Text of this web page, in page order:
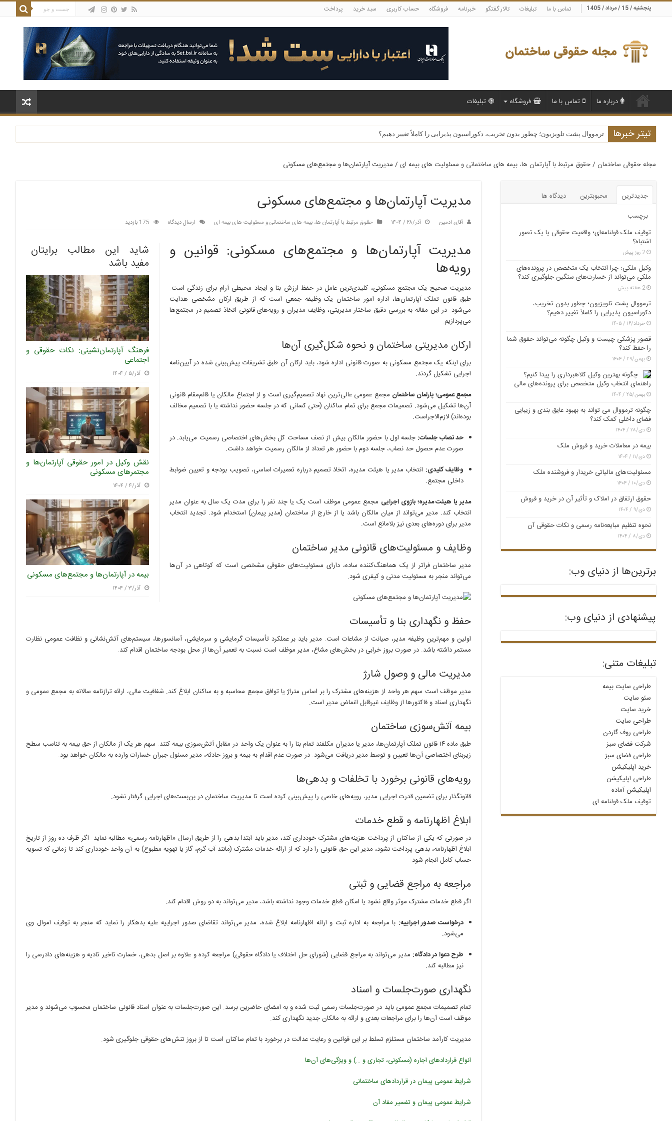
پنجشنبه / 15 / مرداد / 1405 تماس با ما تبلیغات تالار گفتگو خبرنامه فروشگاه حساب کاربری سبد خرید پرداخت
درباره ما تماس با ما فروشگاه تبلیغات
تیتر خبرها ترمووال پشت تلویزیون؛ چطور بدون تخریب، دکوراسیون پذیرایی را کاملاً تغییر دهیم؟
مجله حقوقی ساختمان/حقوق مرتبط با آپارتمان ها، بیمه های ساختمانی و مسئولیت های بیمه ای/ مدیریت آپارتمان‌ها و مجتمع‌های مسکونی
مدیریت آپارتمان‌ها و مجتمع‌های مسکونی
آقای ادمین آذر/۲۸ / ۱۴۰۴ حقوق مرتبط با آپارتمان ها، بیمه های ساختمانی و مسئولیت های بیمه ای ارسال دیدگاه 175 بازدید
شاید این مطالب برایتان
مفید باشد
فرهنگ آپارتمان‌نشینی: نکات حقوقی و
اجتماعی
آذر/۵ / ۱۴۰۴
نقش وکیل در امور حقوقی آپارتمان‌ها و
مجتمر‌های مسکونی
آذر/۴ / ۱۴۰۴
بیمه در آپارتمان‌ها و مجتمع‌های مسکونی
آذر/۳ / ۱۴۰۴
مدیریت آپارتمان‌ها و مجتمع‌های مسکونی: قوانین و
رویه‌ها
مدیریت صحیح یک مجتمع مسکونی، کلیدی‌ترین عامل در حفظ ارزش بنا و ایجاد محیطی آرام برای زندگی است.
طبق قانون تملک آپارتمان‌ها، اداره امور ساختمان یک وظیفه جمعی است که از طریق ارکان مشخصی هدایت
می‌شود. در این مقاله به بررسی دقیق ساختار مدیریتی، وظایف مدیران و رویه‌های قانونی اتخاذ تصمیم در مجتمع‌ها
می‌پردازیم.
ارکان مدیریتی ساختمان و نحوه شکل‌گیری آن‌ها
برای اینکه یک مجتمع مسکونی به صورت قانونی اداره شود، باید ارکان آن طبق تشریفات پیش‌بینی شده در آیین‌نامه
اجرایی تشکیل گردند.
مجمع عمومی؛ پارلمان ساختمان مجمع عمومی عالی‌ترین نهاد تصمیم‌گیری است و از اجتماع مالکان یا قائم‌مقام قانونی
آن‌ها تشکیل می‌شود. تصمیمات مجمع برای تمام ساکنان (حتی کسانی که در جلسه حضور نداشته یا با تصمیم مخالف
بوده‌اند) لازم‌الاجراست.
حد نصاب جلسات: جلسه اول با حضور مالکان بیش از نصف مساحت کل بخش‌های اختصاصی رسمیت می‌یابد. در
صورت عدم حصول حد نصاب، جلسه دوم با حضور هر تعداد از مالکان رسمیت خواهد داشت.
وظایف کلیدی: انتخاب مدیر یا هیئت مدیره، اتخاذ تصمیم درباره تعمیرات اساسی، تصویب بودجه و تعیین ضوابط
داخلی مجتمع.
مدیر یا هیئت مدیره؛ بازوی اجرایی مجمع عمومی موظف است یک یا چند نفر را برای مدت یک سال به عنوان مدیر
انتخاب کند. مدیر می‌تواند از میان مالکان باشد یا از خارج از ساختمان (مدیر پیمان) استخدام شود. تجدید انتخاب
مدیر برای دوره‌های بعدی نیز بلامانع است.
وظایف و مسئولیت‌های قانونی مدیر ساختمان
مدیر ساختمان فراتر از یک هماهنگ‌کننده ساده، دارای مسئولیت‌های حقوقی مشخصی است که کوتاهی در آن‌ها
می‌تواند منجر به مسئولیت مدنی و کیفری شود.
حفظ و نگهداری بنا و تأسیسات
اولین و مهم‌ترین وظیفه مدیر، صیانت از مشاعات است. مدیر باید بر عملکرد تأسیسات گرمایشی و سرمایشی، آسانسورها، سیستم‌های آتش‌نشانی و نظافت عمومی نظارت
مستمر داشته باشد. در صورت بروز خرابی در بخش‌های مشاع، مدیر موظف است نسبت به تعمیر آن‌ها از محل بودجه ساختمان اقدام کند.
مدیریت مالی و وصول شارژ
مدیر موظف است سهم هر واحد از هزینه‌های مشترک را بر اساس متراژ یا توافق مجمع محاسبه و به ساکنان ابلاغ کند. شفافیت مالی، ارائه ترازنامه سالانه به مجمع عمومی و
نگهداری اسناد و فاکتورها از وظایف غیرقابل اغماض مدیر است.
بیمه آتش‌سوزی ساختمان
طبق ماده ۱۴ قانون تملک آپارتمان‌ها، مدیر یا مدیران مکلفند تمام بنا را به عنوان یک واحد در مقابل آتش‌سوزی بیمه کنند. سهم هر یک از مالکان از حق بیمه به تناسب سطح
زیربنای اختصاصی آن‌ها تعیین و توسط مدیر دریافت می‌شود. در صورت عدم اقدام به بیمه و بروز حادثه، مدیر مسئول جبران خسارات وارده به مالکان خواهد بود.
رویه‌های قانونی برخورد با تخلفات و بدهی‌ها
قانونگذار برای تضمین قدرت اجرایی مدیر، رویه‌های خاصی را پیش‌بینی کرده است تا مدیریت ساختمان در بن‌بست‌های اجرایی گرفتار نشود.
ابلاغ اظهارنامه و قطع خدمات
در صورتی که یکی از ساکنان از پرداخت هزینه‌های مشترک خودداری کند، مدیر باید ابتدا بدهی را از طریق ارسال «اظهارنامه رسمی» مطالبه نماید. اگر ظرف ده روز از تاریخ
ابلاغ اظهارنامه، بدهی پرداخت نشود، مدیر این حق قانونی را دارد که از ارائه خدمات مشترک (مانند آب گرم، گاز یا تهویه مطبوع) به آن واحد خودداری کند تا زمانی که تسویه
حساب کامل انجام شود.
مراجعه به مراجع قضایی و ثبتی
اگر قطع خدمات مشترک موثر واقع نشود یا امکان قطع خدمات وجود نداشته باشد، مدیر می‌تواند به دو روش اقدام کند:
درخواست صدور اجراییه: با مراجعه به اداره ثبت و ارائه اظهارنامه ابلاغ شده، مدیر می‌تواند تقاضای صدور اجراییه علیه بدهکار را نماید که منجر به توقیف اموال وی
می‌شود.
طرح دعوا در دادگاه: مدیر می‌تواند به مراجع قضایی (شورای حل اختلاف یا دادگاه حقوقی) مراجعه کرده و علاوه بر اصل بدهی، خسارت تاخیر تادیه و هزینه‌های دادرسی را
نیز مطالبه کند.
نگهداری صورت‌جلسات و اسناد
تمام تصمیمات مجمع عمومی باید در صورت‌جلسات رسمی ثبت شده و به امضای حاضرین برسد. این صورت‌جلسات به عنوان اسناد قانونی ساختمان محسوب می‌شوند و مدیر
موظف است آن‌ها را برای مراجعات بعدی و ارائه به مالکان جدید نگهداری کند.
مدیریت کارآمد ساختمان مستلزم تسلط بر این قوانین و رعایت عدالت در برخورد با تمام ساکنان است تا از بروز تنش‌های حقوقی جلوگیری شود.
انواع قراردادهای اجاره (مسکونی، تجاری و …) و ویژگی‌های آن‌ها
شرایط عمومی پیمان در قراردادهای ساختمانی
شرایط عمومی پیمان و تفسیر مفاد آن
جدیدترین محبوبترین
دیدگاه ها
برچسب
توقیف ملک قولنامه‌ای؛ واقعیت حقوقی یا یک تصور
اشتباه؟
2 روز پیش
وکیل ملکی؛ چرا انتخاب یک متخصص در پرونده‌های
ملکی می‌تواند از خسارت‌های سنگین جلوگیری کند؟
2 هفته پیش
ترمووال پشت تلویزیون؛ چطور بدون تخریب،
دکوراسیون پذیرایی را کاملاً تغییر دهیم؟
خرداد/۱۶ / ۱۴۰۵
قصور پزشکی چیست و وکیل چگونه می‌تواند حقوق شما
را حفظ کند؟
بهمن/۲۹ / ۱۴۰۴
چگونه بهترین وکیل کلاهبرداری را پیدا کنیم؟
راهنمای انتخاب وکیل متخصص برای پرونده‌های مالی
بهمن/۲۵ / ۱۴۰۴
چگونه ترمووال می تواند به بهبود عایق بندی و زیبایی
فضای داخلی کمک کند؟
دی/۲۸ / ۱۴۰۴
بیمه در معاملات خرید و فروش ملک
دی/۱۱ / ۱۴۰۴
مسئولیت‌های مالیاتی خریدار و فروشنده ملک
دی/۱۰ / ۱۴۰۴
حقوق ارتفاق در املاک و تأثیر آن در خرید و فروش
دی/۹ / ۱۴۰۴
نحوه تنظیم مبایعه‌نامه رسمی و نکات حقوقی آن
دی/۸ / ۱۴۰۴
برترین‌ها از دنیای وب:
پیشنهادی از دنیای وب:
تبلیغات متنی:
طراحی سایت بیمه
سئو سایت
خرید سایت
طراحی سایت
طراحی روف گاردن
شرکت فضای سبز
طراحی فضای سبز
خرید اپلیکیشن
طراحی اپلیکیشن
اپلیکیشن آماده
توقیف ملک قولنامه‌ ای